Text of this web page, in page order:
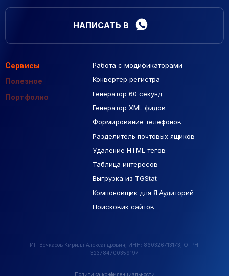
НАПИСАТЬ В
Сервисы
Полезное
Портфолио
Работа с модификаторами
Конвертер регистра
Генератор 60 секунд
Генератор XML фидов
Формирование телефонов
Разделитель почтовых ящиков
Удаление HTML тегов
Таблица интересов
Выгрузка из TGStat
Компоновщик для Я.Аудиторий
Поисковик сайтов
Подборка сайтов
Макеты Figma
База Яндекс Карты
РСЯ площадки
Созданные сайты
Контекстная реклама
ИП Вечкасов Кирилл Александрович, ИНН: 860326713173, ОГРН:
323784700359197
Политика конфиденциальности